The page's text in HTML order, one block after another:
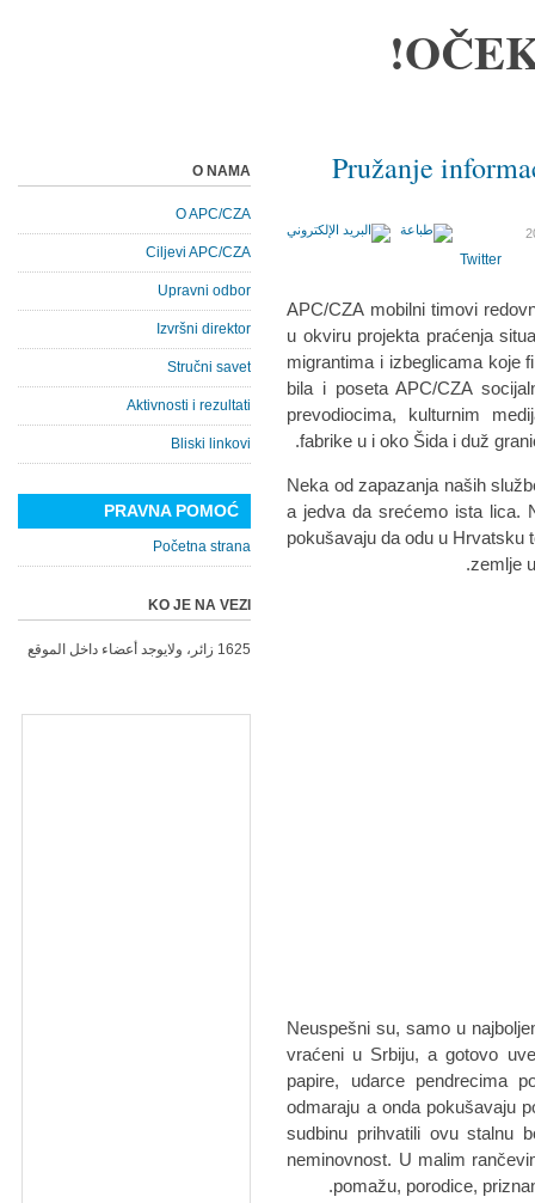
Pružanje
Twitter
APC/CZA mobilni timovi
u okviru projekta praćenja
migrantima i izbeglicama koje
bila i poseta APC/CZA
prevodiocima, kulturnim
fabrike u i oko Šida i duž
Neka od zapazanja naših
a jedva da srećemo ista lica.
pokušavaju da odu u Hrvatsku
zemlje
Neuspešni su, samo u
vraćeni u Srbiju, a gotovo
papire, udarce pendrecima
odmaraju a onda pokušavaju
sudbinu prihvatili ovu stalnu
neminovnost. U malim
pomažu, porodice,
O NAMA
O APC/CZA
Ciljevi APC/CZA
Upravni odbor
Izvršni direktor
Stručni savet
Aktivnosti i rezultati
Bliski linkovi
PRAVNA POMOĆ
Početna strana
KO JE NA VEZI
1625 زائر، ولايوجد أعضاء داخل الموقع